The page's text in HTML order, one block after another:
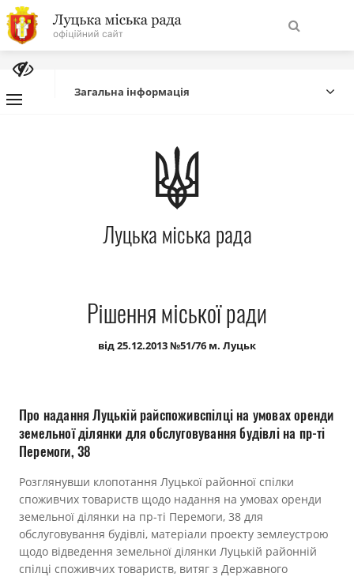
На
головну
Про місто
Міська влада
Міська рада
Публічна інформація
Документи
Загальна інформація
Луцька міська рада
Рішення міської ради
від 25.12.2013 №51/76 м. Луцьк
Про надання Луцькій райспоживспілці на умовах оренди
земельної ділянки для обслуговування будівлі на пр-ті
Перемоги, 38
Розглянувши клопотання Луцької районної спілки
споживчих товариств щодо надання на умовах оренди
земельної ділянки на пр-ті Перемоги, 38 для
обслуговування будівлі, матеріали проекту землеустрою
щодо відведення земельної ділянки Луцькій районній
спілці споживчих товариств, витяг з Державного